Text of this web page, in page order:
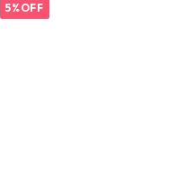
5%OFF